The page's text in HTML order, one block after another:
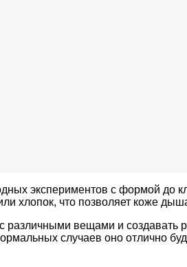
экспериментов с формой до
хлопок, что позволяет коже
различными вещами и
случаев оно отлично